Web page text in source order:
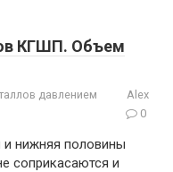
КГШП. Объем
давлением
Alex
0
нижняя половины
соприкасаются и